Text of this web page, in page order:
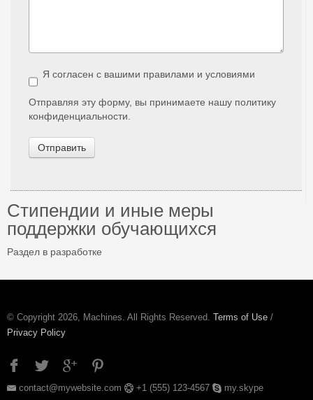
Я согласен с вашими правилами и условиями
Отправляя эту форму, вы принимаете нашу политику
конфиденциальности.
Отправить
Стипендии и иные меры
поддержки обучающихся
Раздел в разработке
© Copyright 2026, Machines. All Rights Reserved. Terms of Use /
Privacy Policy
contact@mywebsite.com +1 (555) 123-4567 my.skype